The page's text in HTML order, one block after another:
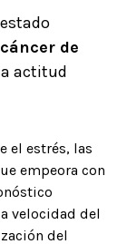
cáncer de
actitud
el estrés, las
empeora con
velocidad del
del